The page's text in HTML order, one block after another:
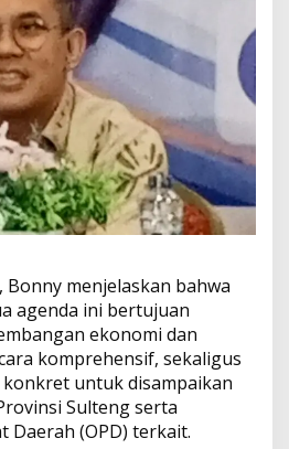
Bonny menjelaskan bahwa
agenda ini bertujuan
ekonomi dan
komprehensif, sekaligus
untuk disampaikan
Sulteng serta
Daerah (OPD) terkait.